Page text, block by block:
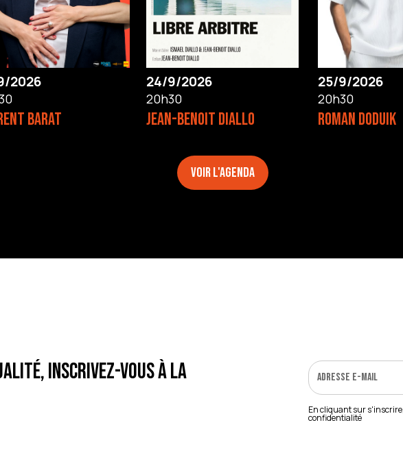
2026
BARAT
24/9/2026
20h30
JEAN-BENOIT DIALLO
25/9/2026
20h30
ROMAN DODUIK
Voir l'agenda
inscrivez-vous à la
En cliquant sur
confidentialité